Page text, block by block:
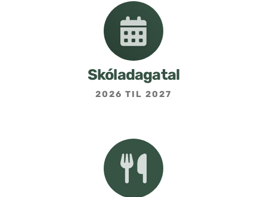
Skóladagatal
2026 TIL 2027
Samstarf heimilis og skóla
Áætlanir og stefnur